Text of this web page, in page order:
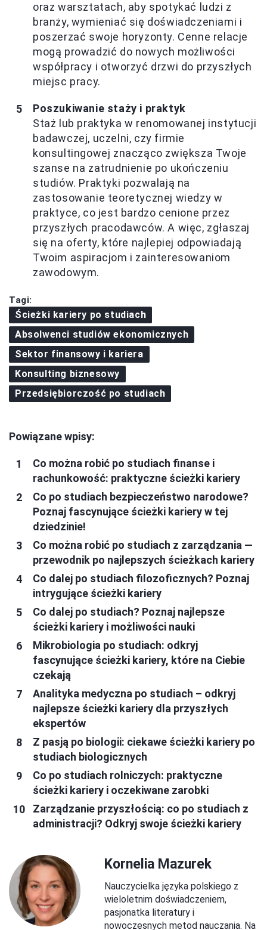
oraz warsztatach, aby spotykać ludzi z
branży, wymieniać się doświadczeniami i
poszerzać swoje horyzonty. Cenne relacje
mogą prowadzić do nowych możliwości
współpracy i otworzyć drzwi do przyszłych
miejsc pracy.
Poszukiwanie staży i praktyk
Staż lub praktyka w renomowanej instytucji
badawczej, uczelni, czy firmie
konsultingowej znacząco zwiększa Twoje
szanse na zatrudnienie po ukończeniu
studiów. Praktyki pozwalają na
zastosowanie teoretycznej wiedzy w
praktyce, co jest bardzo cenione przez
przyszłych pracodawców. A więc, zgłaszaj
się na oferty, które najlepiej odpowiadają
Twoim aspiracjom i zainteresowaniom
zawodowym.
Tagi:
Ścieżki kariery po studiach
Absolwenci studiów ekonomicznych
Sektor finansowy i kariera
Konsulting biznesowy
Przedsiębiorczość po studiach
Powiązane wpisy:
Co można robić po studiach finanse i
rachunkowość: praktyczne ścieżki kariery
Co po studiach bezpieczeństwo narodowe?
Poznaj fascynujące ścieżki kariery w tej
dziedzinie!
Co można robić po studiach z zarządzania —
przewodnik po najlepszych ścieżkach kariery
Co dalej po studiach filozoficznych? Poznaj
intrygujące ścieżki kariery
Co dalej po studiach? Poznaj najlepsze
ścieżki kariery i możliwości nauki
Mikrobiologia po studiach: odkryj
fascynujące ścieżki kariery, które na Ciebie
czekają
Analityka medyczna po studiach – odkryj
najlepsze ścieżki kariery dla przyszłych
ekspertów
Z pasją po biologii: ciekawe ścieżki kariery po
studiach biologicznych
Co po studiach rolniczych: praktyczne
ścieżki kariery i oczekiwane zarobki
Zarządzanie przyszłością: co po studiach z
administracji? Odkryj swoje ścieżki kariery
Kornelia Mazurek
Nauczycielka języka polskiego z
wieloletnim doświadczeniem,
pasjonatka literatury i
nowoczesnych metod nauczania. Na